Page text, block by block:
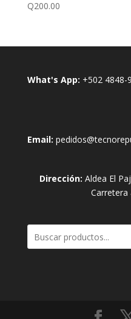
Q200.00
What's App: +502 4848-
Email:
Dirección: Aldea El
Carretera